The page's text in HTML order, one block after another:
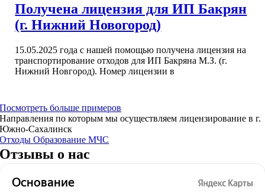
Получена лицензия для ИП Бакрян
(г. Нижний Новогород)
15.05.2025 года с нашей помощью получена лицензия на
транспортирование отходов для ИП Бакряна М.З. (г.
Нижний Новгород). Номер лицензии в
Посмотреть больше примеров
Направления по которым мы осуществляем лицензирование в г.
Южно-Сахалинск
ОтходыОбразованиеМЧС
Отзывы о нас